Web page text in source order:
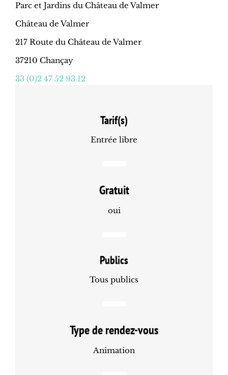
Parc et Jardins du Château de Valmer
Château de Valmer
217 Route du Château de Valmer
37210 Chançay
33 (0)2 47 52 93 12
Tarif(s)
Entrée libre
Gratuit
oui
Publics
Tous publics
Type de rendez-vous
Animation